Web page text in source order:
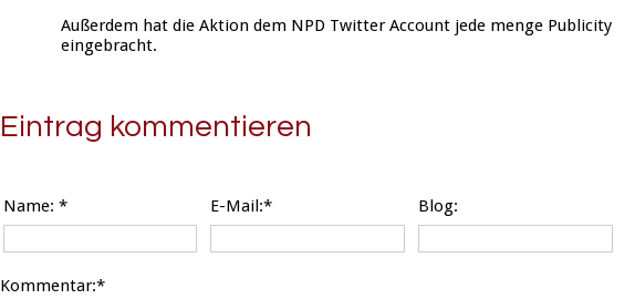
Außerdem hat die Aktion dem NPD Twitter Account jede menge Publicity
eingebracht.
Eintrag kommentieren
Name: * E-Mail:* Blog:
Kommentar:*